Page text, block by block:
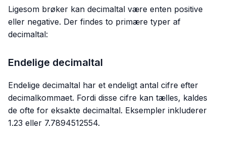
Ligesom brøker kan decimaltal være enten positive
eller negative. Der findes to primære typer af
decimaltal:
Endelige decimaltal
Endelige decimaltal har et endeligt antal cifre efter
decimalkommaet. Fordi disse cifre kan tælles, kaldes
de ofte for eksakte decimaltal. Eksempler inkluderer
1.23 eller 7.7894512554.